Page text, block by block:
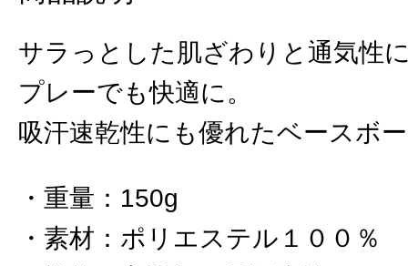
サラっとした肌ざわりと通気性
プレーでも快適に。
吸汗速乾性にも優れたベースボ
重量 ： 150g
素材 ： ポリエステル１００％